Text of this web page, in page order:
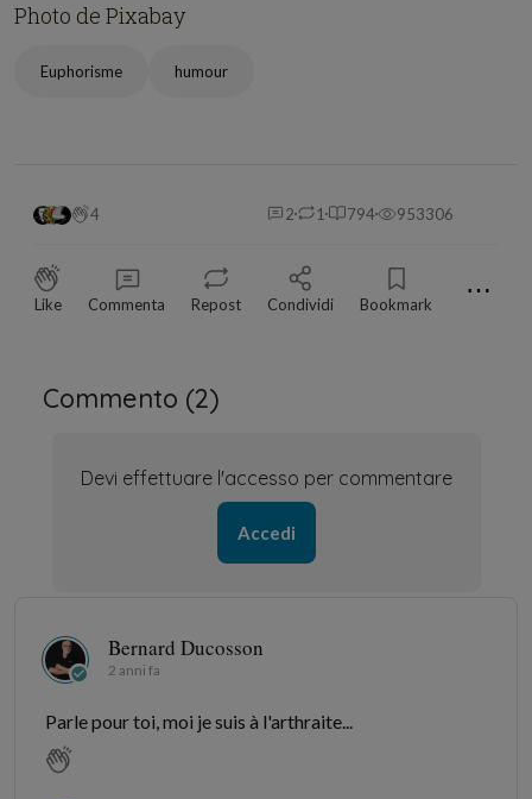
Photo de Pixabay
Euphorisme humour
4 2 1 794 953306
Like Commenta Repost Condividi Bookmark ⋯
Commento (2)
Devi effettuare l'accesso per commentare
Accedi
Bernard Ducosson
2 anni fa
Parle pour toi, moi je suis à l'arthraite...